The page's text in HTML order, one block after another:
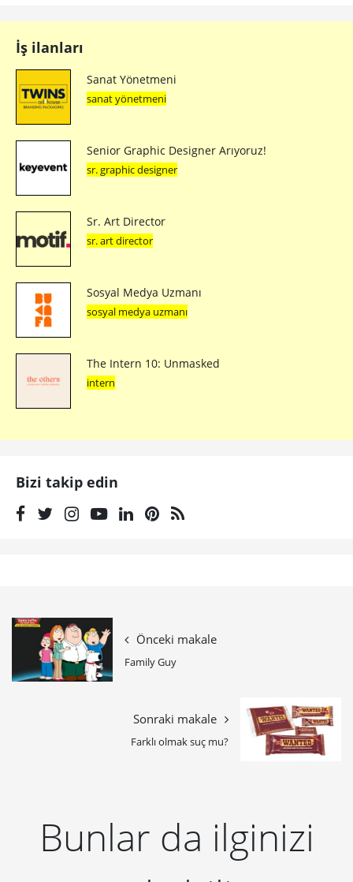
İş ilanları
Sanat Yönetmeni
sanat yönetmeni
Senior Graphic Designer Arıyoruz!
sr. graphic designer
Sr. Art Director
sr. art director
Sosyal Medya Uzmanı
sosyal medya uzmanı
The Intern 10: Unmasked
intern
Bizi takip edin
Önceki makale
Family Guy
Sonraki makale
Farklı olmak suç mu?
Bunlar da ilginizi